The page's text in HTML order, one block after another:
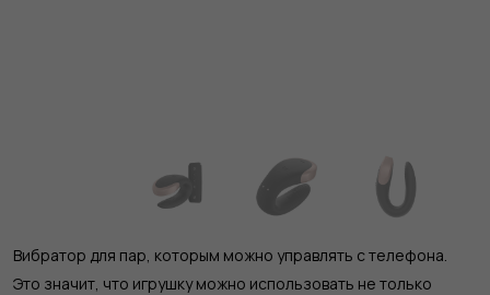
Вибратор для пар, которым можно управлять с телефона.
Это значит, что игрушку можно использовать не только